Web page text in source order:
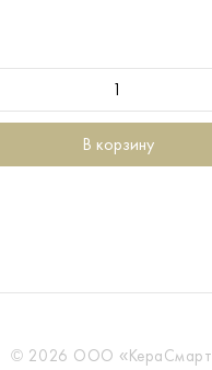
В корзину
© 2026 ООО